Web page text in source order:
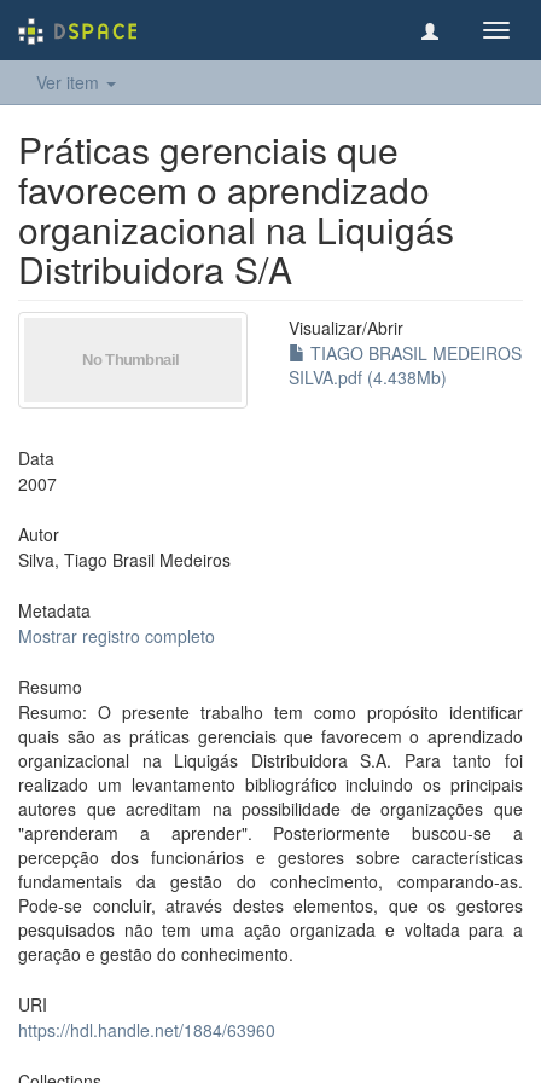
Ver item
Práticas gerenciais que
favorecem o aprendizado
organizacional na Liquigás
Distribuidora S/A
Visualizar/Abrir
TIAGO BRASIL MEDEIROS
SILVA.pdf (4.438Mb)
Data
2007
Autor
Silva, Tiago Brasil Medeiros
Metadata
Mostrar registro completo
Resumo
Resumo: O presente trabalho tem como propósito identificar
quais são as práticas gerenciais que favorecem o aprendizado
organizacional na Liquigás Distribuidora S.A. Para tanto foi
realizado um levantamento bibliográfico incluindo os principais
autores que acreditam na possibilidade de organizações que
"aprenderam a aprender". Posteriormente buscou-se a
percepção dos funcionários e gestores sobre características
fundamentais da gestão do conhecimento, comparando-as.
Pode-se concluir, através destes elementos, que os gestores
pesquisados não tem uma ação organizada e voltada para a
geração e gestão do conhecimento.
URI
https://hdl.handle.net/1884/63960